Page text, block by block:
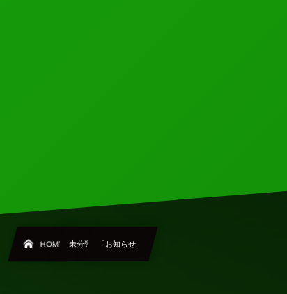
HOME 未分類 「お知らせ」